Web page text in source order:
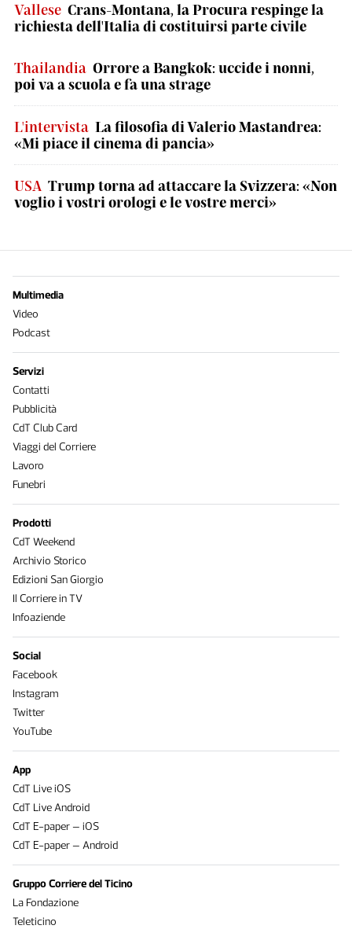
Vallese Crans-Montana, la Procura respinge la
richiesta dell'Italia di costituirsi parte civile
Thailandia Orrore a Bangkok: uccide i nonni,
poi va a scuola e fa una strage
L'intervista La filosofia di Valerio Mastandrea:
«Mi piace il cinema di pancia»
USA Trump torna ad attaccare la Svizzera: «Non
voglio i vostri orologi e le vostre merci»
Multimedia
Video
Podcast
Servizi
Contatti
Pubblicità
CdT Club Card
Viaggi del Corriere
Lavoro
Funebri
Prodotti
CdT Weekend
Archivio Storico
Edizioni San Giorgio
Il Corriere in TV
Infoaziende
Social
Facebook
Instagram
Twitter
YouTube
App
CdT Live iOS
CdT Live Android
CdT E-paper – iOS
CdT E-paper – Android
Gruppo Corriere del Ticino
La Fondazione
Teleticino